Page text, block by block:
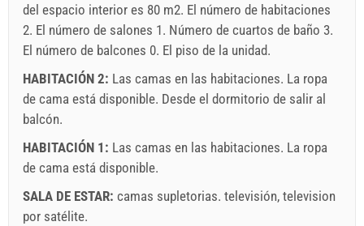
del espacio interior es 80 m2. El número de habitaciones
2. El número de salones 1. Número de cuartos de baño 3.
El número de balcones 0. El piso de la unidad.
HABITACIÓN 2: Las camas en las habitaciones. La ropa
de cama está disponible. Desde el dormitorio de salir al
balcón.
HABITACIÓN 1: Las camas en las habitaciones. La ropa
de cama está disponible.
SALA DE ESTAR: camas supletorias. televisión, television
por satélite.